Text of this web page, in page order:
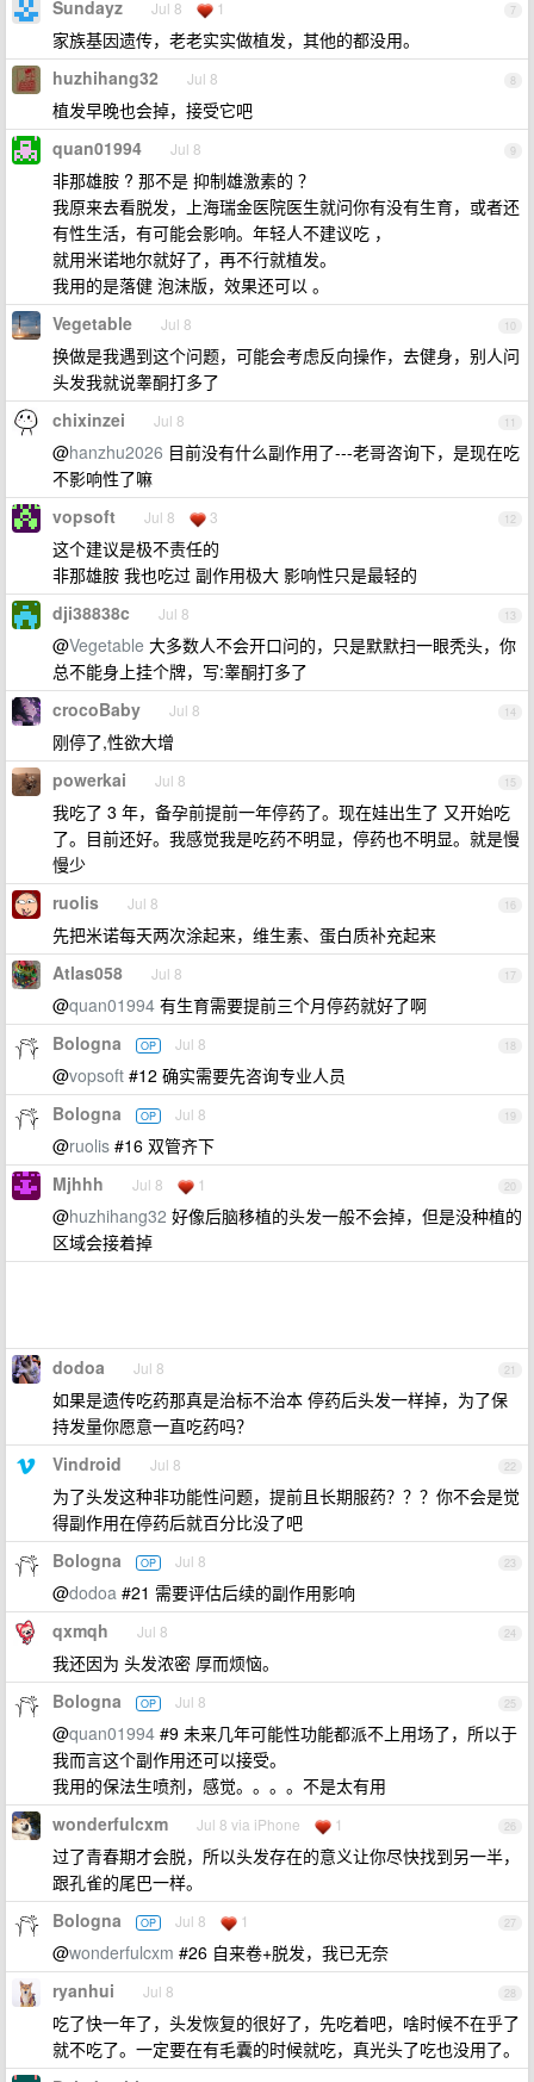
7
Sundayz Jul 8 1
家族基因遗传，老老实实做植发，其他的都没用。
8
huzhihang32 Jul 8
植发早晚也会掉，接受它吧
9
quan01994 Jul 8
非那雄胺 ? 那不是 抑制雄激素的 ？
我原来去看脱发，上海瑞金医院医生就问你有没有生育，或者还
有性生活，有可能会影响。年轻人不建议吃 ，
就用米诺地尔就好了，再不行就植发。
我用的是落健 泡沫版，效果还可以 。
10
Vegetable Jul 8
换做是我遇到这个问题，可能会考虑反向操作，去健身，别人问
头发我就说睾酮打多了
11
chixinzei Jul 8
@hanzhu2026 目前没有什么副作用了---老哥咨询下，是现在吃
不影响性了嘛
12
vopsoft Jul 8 3
这个建议是极不责任的
非那雄胺 我也吃过 副作用极大 影响性只是最轻的
13
dji38838c Jul 8
@Vegetable 大多数人不会开口问的，只是默默扫一眼秃头，你
总不能身上挂个牌，写:睾酮打多了
14
crocoBaby Jul 8
刚停了,性欲大增
15
powerkai Jul 8
我吃了 3 年，备孕前提前一年停药了。现在娃出生了 又开始吃
了。目前还好。我感觉我是吃药不明显，停药也不明显。就是慢
慢少
16
ruolis Jul 8
先把米诺每天两次涂起来，维生素、蛋白质补充起来
17
Atlas058 Jul 8
@quan01994 有生育需要提前三个月停药就好了啊
18
Bologna OP Jul 8
@vopsoft #12 确实需要先咨询专业人员
19
Bologna OP Jul 8
@ruolis #16 双管齐下
20
Mjhhh Jul 8 1
@huzhihang32 好像后脑移植的头发一般不会掉，但是没种植的
区域会接着掉
21
dodoa Jul 8
如果是遗传吃药那真是治标不治本 停药后头发一样掉，为了保
持发量你愿意一直吃药吗？
22
Vindroid Jul 8
为了头发这种非功能性问题，提前且长期服药？？？你不会是觉
得副作用在停药后就百分比没了吧
23
Bologna OP Jul 8
@dodoa #21 需要评估后续的副作用影响
24
qxmqh Jul 8
我还因为 头发浓密 厚而烦恼。
25
Bologna OP Jul 8
@quan01994 #9 未来几年可能性功能都派不上用场了，所以于
我而言这个副作用还可以接受。
我用的保法生喷剂，感觉。。。。不是太有用
26
wonderfulcxm Jul 8 via iPhone 1
过了青春期才会脱，所以头发存在的意义让你尽快找到另一半，
跟孔雀的尾巴一样。
27
Bologna OP Jul 8 1
@wonderfulcxm #26 自来卷+脱发，我已无奈
28
ryanhui Jul 8
吃了快一年了，头发恢复的很好了，先吃着吧，啥时候不在乎了
就不吃了。一定要在有毛囊的时候就吃，真光头了吃也没用了。